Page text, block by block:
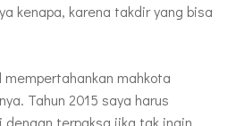
kenapa, karena takdir yang bisa
mahkota
Tahun 2015 saya harus